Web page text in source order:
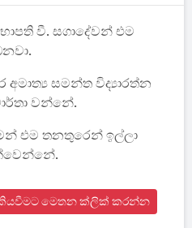
වී. සගාදේවන් එම
අමාත්‍ය සමන්ත විද්‍යාරත්න
වන්නේ.
එම තනතුරෙන් ඉල්ලා
කියවීමට මෙතන ක්ලික් කරන්න